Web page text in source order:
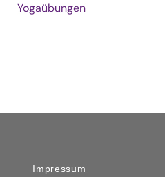
Yogaübungen
Impressum